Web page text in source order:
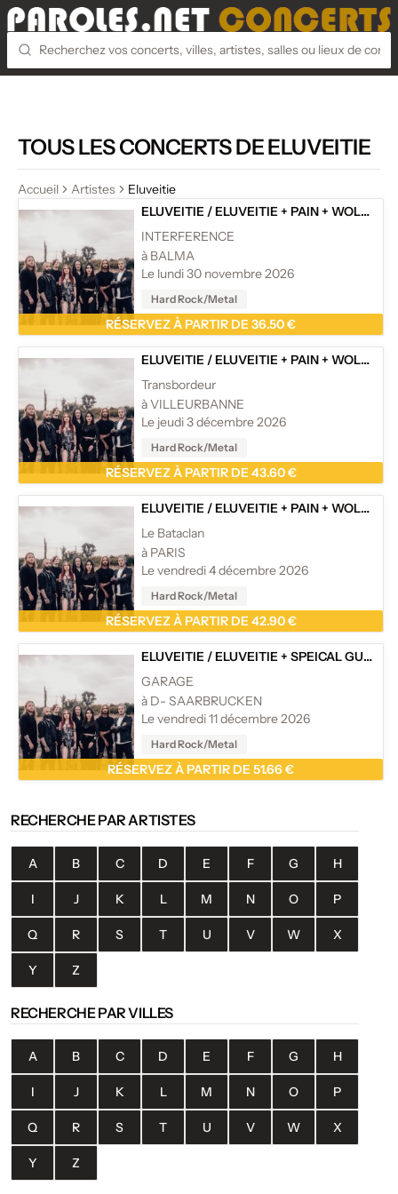
TOUS LES CONCERTS DE ELUVEITIE
Accueil Artistes
Eluveitie
ELUVEITIE /ELUVEITIE + PAIN + WOLFHEART
INTERFERENCE
à BALMA
Le lundi 30 novembre 2026
Hard Rock/Metal
RÉSERVEZ À PARTIR DE 36.50 €
ELUVEITIE /ELUVEITIE + PAIN + WOLFHEART
Transbordeur
à VILLEURBANNE
Le jeudi 3 décembre 2026
Hard Rock/Metal
RÉSERVEZ À PARTIR DE 43.60 €
ELUVEITIE /ELUVEITIE + PAIN + WOLFHEART
Le Bataclan
à PARIS
Le vendredi 4 décembre 2026
Hard Rock/Metal
RÉSERVEZ À PARTIR DE 42.90 €
ELUVEITIE /ELUVEITIE + SPEICAL GUEST : PAIN AND SUPPORT WOLFHEART
GARAGE
à D- SAARBRUCKEN
Le vendredi 11 décembre 2026
Hard Rock/Metal
RÉSERVEZ À PARTIR DE 51.66 €
RECHERCHE PAR ARTISTES
A B C D E F G H
I J K L M N O P
Q R S T U V W X
Y Z
RECHERCHE PAR VILLES
A B C D E F G H
I J K L M N O P
Q R S T U V W X
Y Z